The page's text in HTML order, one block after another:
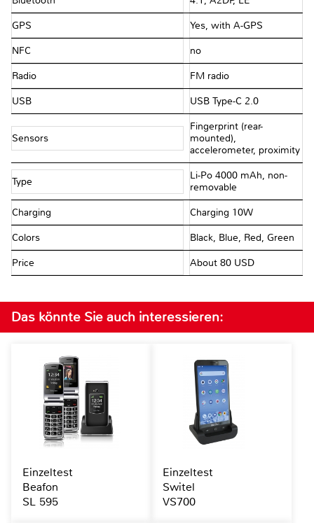
GPS Yes, with A-GPS
NFC no
Radio FM radio
USB USB Type-C 2.0
Sensors
Fingerprint (rear-
mounted),
accelerometer, proximity
Type
Li-Po 4000 mAh, non-
removable
Charging Charging 10W
Colors Black, Blue, Red, Green
Price About 80 USD
Das könnte Sie auch interessieren:
Einzeltest
Beafon
SL 595
Einzeltest
Switel
VS700